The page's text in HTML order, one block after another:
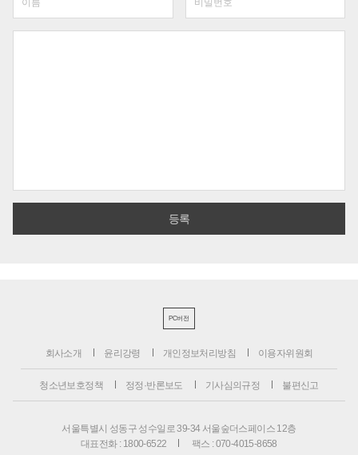
PC버전
회사소개 윤리강령 개인정보처리방침 이용자위원회
청소년보호정책 정정·반론보도 기사심의규정 불편신고
서울특별시 성동구 성수일로 39-34 서울숲더스페이스 12층
대표전화 : 1800-6522
팩스 : 070-4015-8658